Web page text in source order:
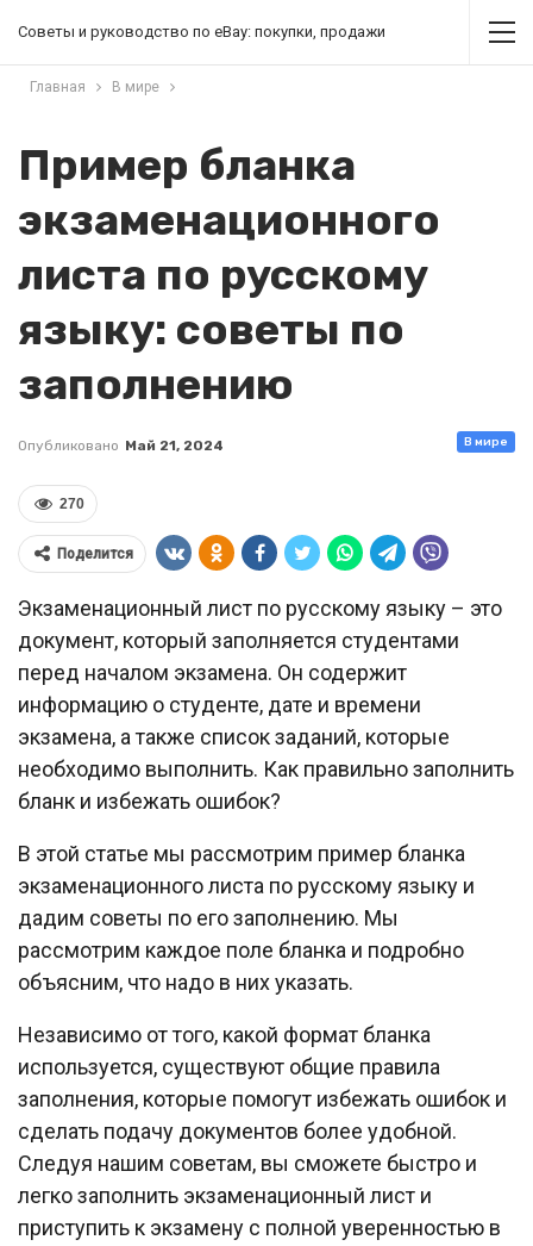
Советы и руководство по eBay: покупки, продажи
Главная В мире
Пример бланка
экзаменационного
листа по русскому
языку: советы по
заполнению
В мире
Опубликовано Май 21, 2024
270
Поделится
Экзаменационный лист по русскому языку – это
документ, который заполняется студентами
перед началом экзамена. Он содержит
информацию о студенте, дате и времени
экзамена, а также список заданий, которые
необходимо выполнить. Как правильно заполнить
бланк и избежать ошибок?
В этой статье мы рассмотрим пример бланка
экзаменационного листа по русскому языку и
дадим советы по его заполнению. Мы
рассмотрим каждое поле бланка и подробно
объясним, что надо в них указать.
Независимо от того, какой формат бланка
используется, существуют общие правила
заполнения, которые помогут избежать ошибок и
сделать подачу документов более удобной.
Следуя нашим советам, вы сможете быстро и
легко заполнить экзаменационный лист и
приступить к экзамену с полной уверенностью в